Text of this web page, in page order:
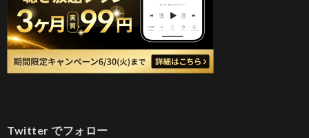
Twitter でフォロー